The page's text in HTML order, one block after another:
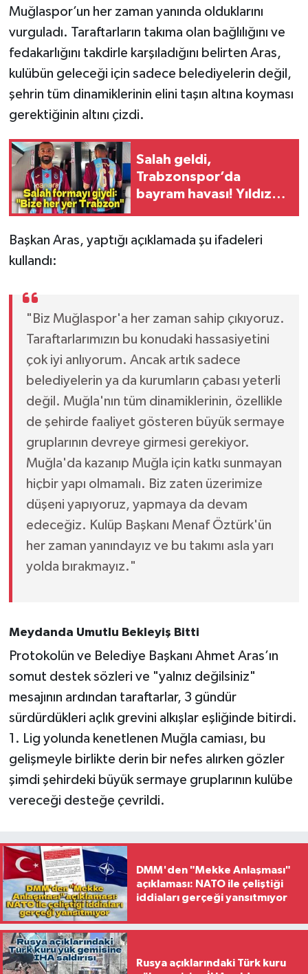
Muğlaspor’un her zaman yanında olduklarını
vurguladı. Taraftarların takıma olan bağlılığını ve
fedakarlığını takdirle karşıladığını belirten Aras,
kulübün geleceği için sadece belediyelerin değil,
şehrin tüm dinamiklerinin elini taşın altına koyması
gerektiğinin altını çizdi.
Salah geldi,
Trabzonspor’da
bayram havası! Yıldız
Başkan Aras, yaptığı açıklamada şu ifadeleri
kullandı:
"Biz Muğlaspor'a her zaman sahip çıkıyoruz.
Taraftarlarımızın bu konudaki hassasiyetini
çok iyi anlıyorum. Ancak artık sadece
belediyelerin ya da kurumların çabası yeterli
değil. Muğla'nın tüm dinamiklerinin, özellikle
de şehirde faaliyet gösteren büyük sermaye
gruplarının devreye girmesi gerekiyor.
Muğla'da kazanıp Muğla için katkı sunmayan
hiçbir yapı olmamalı. Biz zaten üzerimize
düşeni yapıyoruz, yapmaya da devam
edeceğiz. Kulüp Başkanı Menaf Öztürk'ün
her zaman yanındayız ve bu takımı asla yarı
yolda bırakmayız."
Meydanda Umutlu Bekleyiş Bitti
Protokolün ve Belediye Başkanı Ahmet Aras’ın
somut destek sözleri ve "yalnız değilsiniz"
mesajının ardından taraftarlar, 3 gündür
sürdürdükleri açlık grevini alkışlar eşliğinde bitirdi.
1. Lig yolunda kenetlenen Muğla camiası, bu
gelişmeyle birlikte derin bir nefes alırken gözler
şimdi şehirdeki büyük sermaye gruplarının kulübe
vereceği desteğe çevrildi.
DMM'den "Mekke Anlaşması"
açıklaması: NATO ile çeliştiği
iddiaları gerçeği yansıtmıyor
Rusya açıklarındaki Türk kuru